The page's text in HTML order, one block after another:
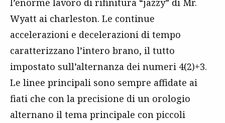
l’enorme lavoro di rifinitura “jazzy” di Mr.
Wyatt ai charleston. Le continue
accelerazioni e decelerazioni di tempo
caratterizzano l’intero brano, il tutto
impostato sull’alternanza dei numeri 4(2)+3.
Le linee principali sono sempre affidate ai
fiati che con la precisione di un orologio
alternano il tema principale con piccoli